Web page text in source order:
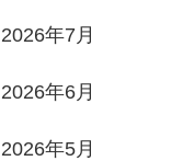
2026年7月
2026年6月
2026年5月